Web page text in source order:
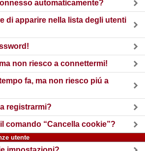
automaticamente?
di apparire nella lista degli utenti
non riesco a connettermi!
fa, ma non riesco piú a
registrarmi?
comando “Cancella cookie”?
utente